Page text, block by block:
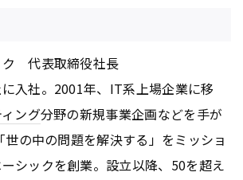
ク 代表取締役社長
入社。2001年、IT系上場企業に移
ング分野の新規事業企画などを手が
の中の問題を解決する」をミッショ
シックを創業。設立以降、50を超え